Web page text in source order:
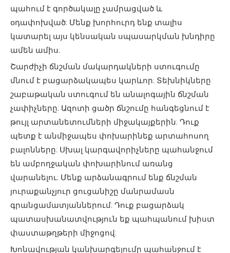
պահում է գործակալը չամրացված և
օդափոխված: Մենք խորհուրդ ենք տալիս
կատարել այս կենսական սպասարկման խնդիրը
ամեն ամիս:
Շարժիչի ճնշման մակարդակների ստուգումը
մնում է բացարձակապես կարևոր: Տեխնիկները
շաբաթական ստուգում են անալոգային ճնշման
չափիչները: Ազոտի ցածր ճնշումը հանգեցնում է
թույլ արտանետումների միջակայքերին: Դուք
պետք է անմիջապես փոխարինեք արտահոսող
բալոնները: Սխալ կարգավորիչները պահանջում
են ամբողջական փոխարինում առանց
վարանելու: Մենք արձանագրում ենք ճնշման
յուրաքանչյուր ցուցանիշը մանրամասն
գրանցամատյաններում: Դուք բացարձակ
պատասխանատվություն եք պահպանում խիստ
փաստաթղթերի միջոցով:
Խոնավության կանխարգելումը պահանջում է